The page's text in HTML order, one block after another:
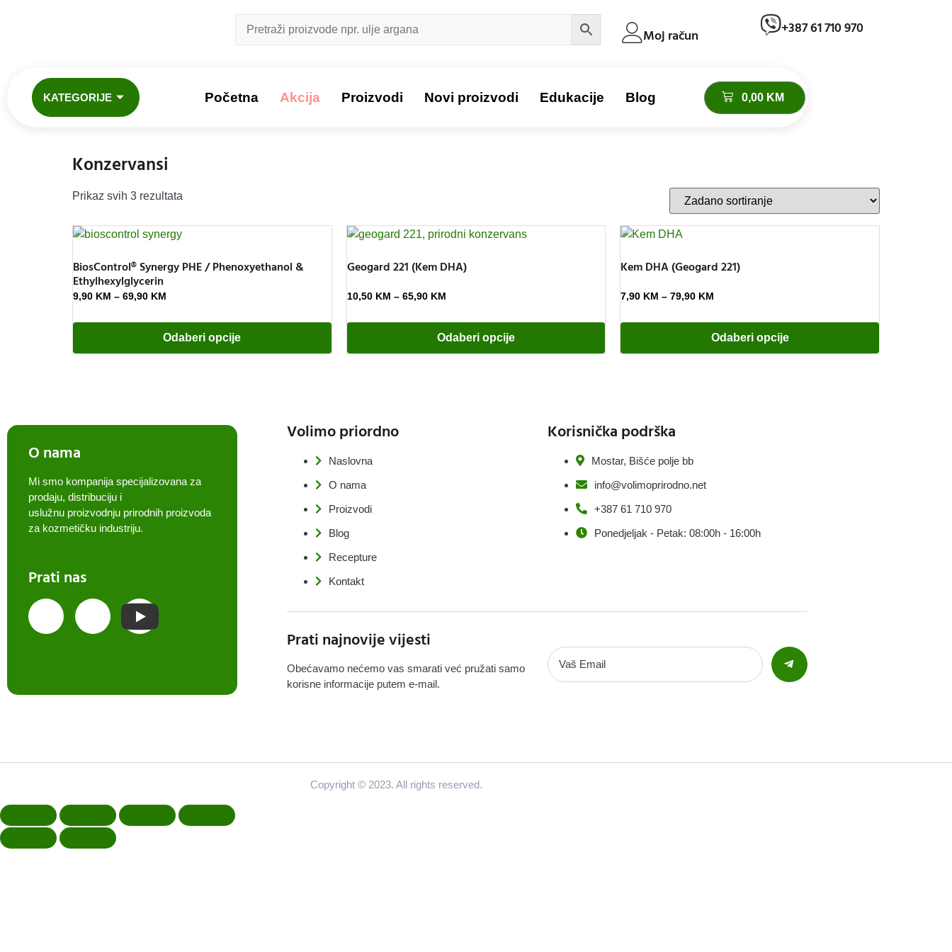
Moj račun +387 61 710 970
KATEGORIJE Početna Akcija Proizvodi Novi proizvodi Edukacije Blog 0,00 KM
Konzervansi
Prikaz svih 3 rezultata
BiosControl® Synergy PHE / Phenoxyethanol &
Ethylhexylglycerin
9,90 KM – 69,90 KM
Odaberi opcije
Geogard 221 (Kem DHA)
10,50 KM – 65,90 KM
Odaberi opcije
Kem DHA (Geogard 221)
7,90 KM – 79,90 KM
Odaberi opcije
O nama
Mi smo kompanija specijalizovana za
prodaju, distribuciju i
uslužnu proizvodnju prirodnih proizvoda
za kozmetičku industriju.
Prati nas
Volimo priordno
Naslovna
O nama
Proizvodi
Blog
Recepture
Kontakt
Korisnička podrška
Mostar, Bišće polje bb
info@volimoprirodno.net
+387 61 710 970
Ponedjeljak - Petak: 08:00h - 16:00h
Prati najnovije vijesti
Obećavamo nećemo vas smarati već pružati samo
korisne informacije putem e-mail.
Copyright © 2023. All rights reserved.